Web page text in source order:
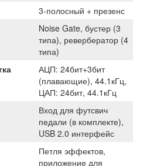
3-полосный + презенс
Noise Gate, бустер (3
типа), ревербератор (4
типа)
АЦП: 24бит+3бит
(плавающие), 44.1кГц,
ЦАП: 24бит, 44.1кГц
Вход для футсвич
педали (в комплекте),
USB 2.0 интерфейс
Петля эффектов,
приложение для